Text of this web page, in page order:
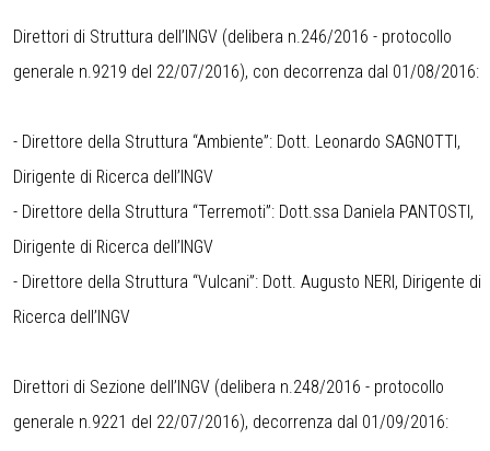
Direttori di Struttura dell’INGV (delibera n.246/2016 - protocollo
generale n.9219 del 22/07/2016), con decorrenza dal 01/08/2016:
- Direttore della Struttura “Ambiente”: Dott. Leonardo SAGNOTTI,
Dirigente di Ricerca dell’INGV
- Direttore della Struttura “Terremoti”: Dott.ssa Daniela PANTOSTI,
Dirigente di Ricerca dell’INGV
- Direttore della Struttura “Vulcani”: Dott. Augusto NERI, Dirigente di
Ricerca dell’INGV
Direttori di Sezione dell’INGV (delibera n.248/2016 - protocollo
generale n.9221 del 22/07/2016), decorrenza dal 01/09/2016: